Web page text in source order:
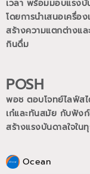
เวลา พร้อมมอบแรงบั
โดยการนำเสนอเครื่
สร้างความแตกต่างแ
กินดื่ม
POSH
พอช ตอบโจทย์ไลฟ์ส
เก๋และทันสมัย กับฟัง
สร้างแรงบันดาลใจใน
Ocean